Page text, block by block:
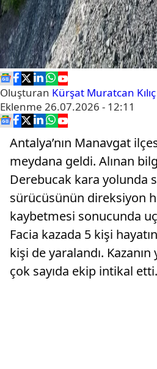
Oluşturan Kürşat Muratcan Kılıç
Eklenme 26.07.2026 - 12:11
Antalya’nın Manavgat
meydana geldi. Alınan
Derebucak kara yolunda
sürücüsünün direksiyon
kaybetmesi sonucunda
Facia kazada 5 kişi
kişi de yaralandı. Kazanın
çok sayıda ekip intikal etti.